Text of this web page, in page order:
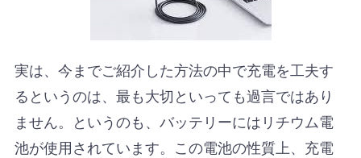
実は、今までご紹介した方法の中で充電を工夫す
るというのは、最も大切といっても過言ではあり
ません。というのも、バッテリーにはリチウム電
池が使用されています。この電池の性質上、充電